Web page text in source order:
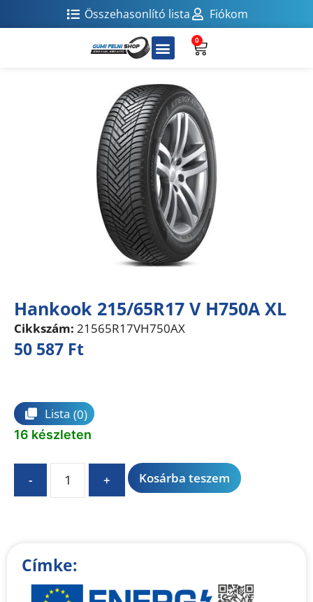
Összehasonlító lista Fiókom
0
Hankook 215/65R17 V H750A XL
Cikkszám: 21565R17VH750AX
50 587 Ft
Lista (0)
16 készleten
- + Kosárba teszem
t
Címke: